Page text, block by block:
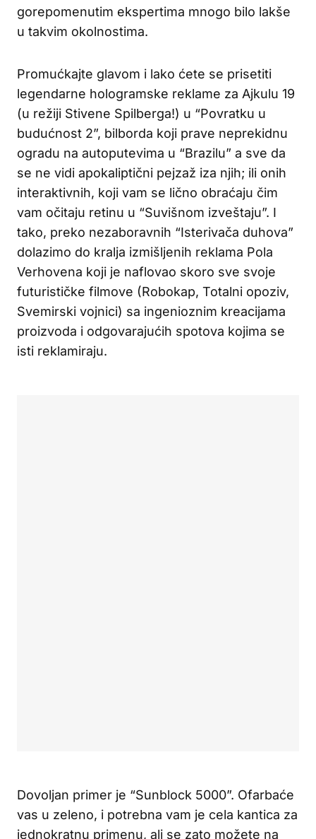
gorepomenutim ekspertima mnogo bilo lakše
u takvim okolnostima.
Promućkajte glavom i lako ćete se prisetiti
legendarne hologramske reklame za Ajkulu 19
(u režiji Stivene Spilberga!) u “Povratku u
budućnost 2”, bilborda koji prave neprekidnu
ogradu na autoputevima u “Brazilu” a sve da
se ne vidi apokaliptični pejzaž iza njih; ili onih
interaktivnih, koji vam se lično obraćaju čim
vam očitaju retinu u “Suvišnom izveštaju”. I
tako, preko nezaboravnih “Isterivača duhova”
dolazimo do kralja izmišljenih reklama Pola
Verhovena koji je naflovao skoro sve svoje
futurističke filmove (Robokap, Totalni opoziv,
Svemirski vojnici) sa ingenioznim kreacijama
proizvoda i odgovarajućih spotova kojima se
isti reklamiraju.
Dovoljan primer je “Sunblock 5000”. Ofarbaće
vas u zeleno, i potrebna vam je cela kantica za
jednokratnu primenu, ali se zato možete na